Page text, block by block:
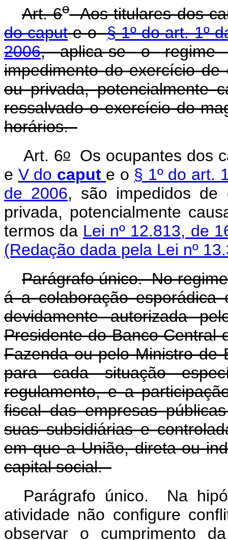
Art. 6oAos titulares dos
do capute o§ 1º do art. 1º
2006, aplica-se o regime
impedimento do exercício
ou privada, potencialmente
ressalvado o exercício do
horários.
Art. 6oOs ocupantes dos
e V do caput e o § 1º do art.
de 2006, são impedidos de
privada, potencialmente
termos da Lei nº 12.813, de
(Redação dada pela Lei nº
Parágrafo único. No
á a colaboração esporádica
devidamente autorizada
Presidente do Banco Central
Fazenda ou pelo Ministro de
para cada situação
regulamento, e a
fiscal das empresas
suas subsidiárias e
em que a União, direta ou
capital social.
Parágrafo único. Na
atividade não configure
observar o cumprimento